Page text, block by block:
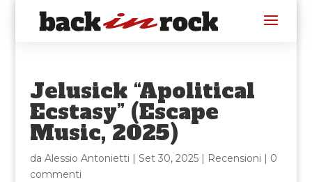
Jelusick “Apolitical
Ecstasy” (Escape
Music, 2025)
da Alessio Antonietti | Set 30, 2025| Recensioni | 0
commenti